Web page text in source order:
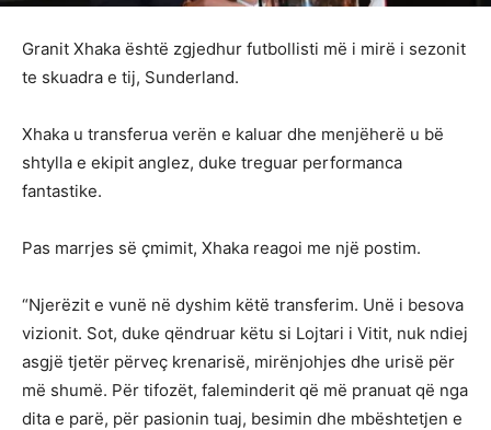
Granit Xhaka është zgjedhur futbollisti më i mirë i sezonit
te skuadra e tij, Sunderland.
Xhaka u transferua verën e kaluar dhe menjëherë u bë
shtylla e ekipit anglez, duke treguar performanca
fantastike.
Pas marrjes së çmimit, Xhaka reagoi me një postim.
“Njerëzit e vunë në dyshim këtë transferim. Unë i besova
vizionit. Sot, duke qëndruar këtu si Lojtari i Vitit, nuk ndiej
asgjë tjetër përveç krenarisë, mirënjohjes dhe urisë për
më shumë. Për tifozët, faleminderit që më pranuat që nga
dita e parë, për pasionin tuaj, besimin dhe mbështetjen e